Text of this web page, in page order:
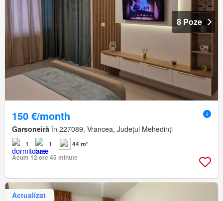
8 Poze
150 €/month
Garsoneiră în 227089, Vrancea, Județul Mehedinți
1 1
44 m²
Acum 12 ore 45 minute
Actualizat